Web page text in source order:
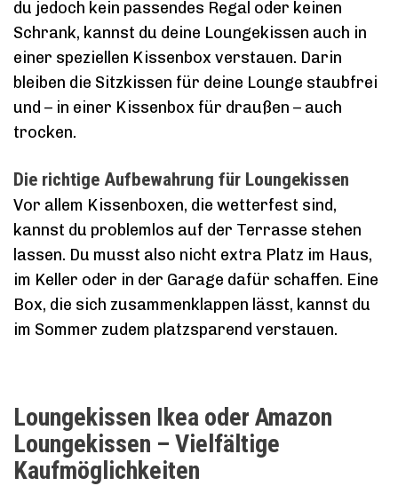
du jedoch kein passendes Regal oder keinen
Schrank, kannst du deine Loungekissen auch in
einer speziellen Kissenbox verstauen. Darin
bleiben die Sitzkissen für deine Lounge staubfrei
und – in einer Kissenbox für draußen – auch
trocken.
Die richtige Aufbewahrung für Loungekissen
Vor allem Kissenboxen, die wetterfest sind,
kannst du problemlos auf der Terrasse stehen
lassen. Du musst also nicht extra Platz im Haus,
im Keller oder in der Garage dafür schaffen. Eine
Box, die sich zusammenklappen lässt, kannst du
im Sommer zudem platzsparend verstauen.
Loungekissen Ikea oder Amazon
Loungekissen – Vielfältige
Kaufmöglichkeiten